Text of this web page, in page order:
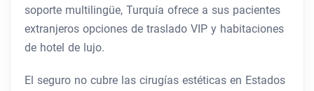
soporte multilingüe, Turquía ofrece a sus pacientes
extranjeros opciones de traslado VIP y habitaciones
de hotel de lujo.
El seguro no cubre las cirugías estéticas en Estados